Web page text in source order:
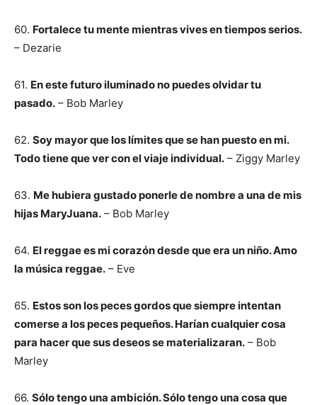
60. Fortalece tu mente mientras vives en tiempos serios.
– Dezarie
61. En este futuro iluminado no puedes olvidar tu
pasado. – Bob Marley
62. Soy mayor que los límites que se han puesto en mi.
Todo tiene que ver con el viaje individual. – Ziggy Marley
63. Me hubiera gustado ponerle de nombre a una de mis
hijas MaryJuana. – Bob Marley
64. El reggae es mi corazón desde que era un niño. Amo
la música reggae. – Eve
65. Estos son los peces gordos que siempre intentan
comerse a los peces pequeños. Harían cualquier cosa
para hacer que sus deseos se materializaran. – Bob
Marley
66. Sólo tengo una ambición. Sólo tengo una cosa que